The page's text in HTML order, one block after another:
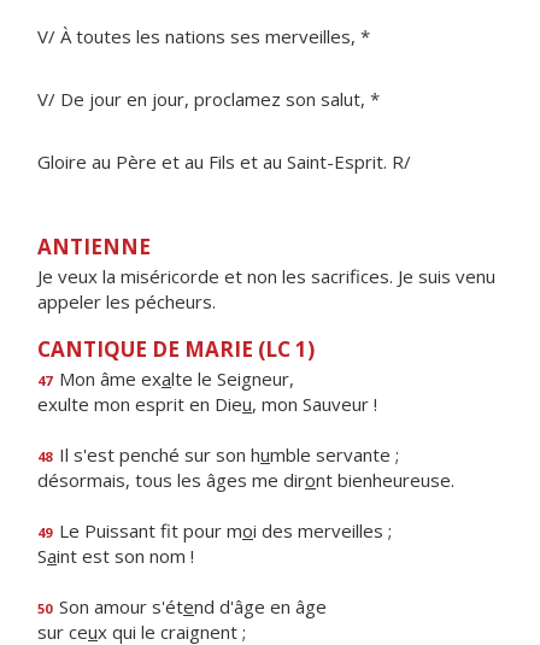
V/ À toutes les nations ses merveilles, *
V/ De jour en jour, proclamez son salut, *
Gloire au Père et au Fils et au Saint-Esprit. R/
ANTIENNE
Je veux la miséricorde et non les sacrifices. Je suis venu
appeler les pécheurs.
CANTIQUE DE MARIE (LC 1)
47 Mon âme exalte le Seigneur,
exulte mon esprit en Dieu, mon Sauveur !
48 Il s'est penché sur son humble servante ;
désormais, tous les âges me diront bienheureuse.
49 Le Puissant fit pour moi des merveilles ;
Saint est son nom !
50 Son amour s'étend d'âge en âge
sur ceux qui le craignent ;